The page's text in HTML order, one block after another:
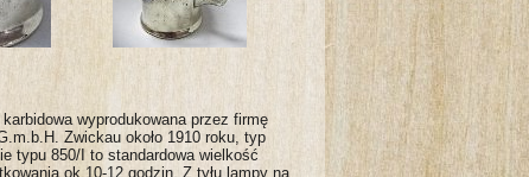
wyprodukowana przez firmę
Zwickau około 1910 roku, typ
typu 850/I to standardowa wielkość
ok.10-12 godzin. Z tyłu lampy na